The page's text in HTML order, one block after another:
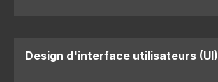
Design d'interface utilisateurs (UI)